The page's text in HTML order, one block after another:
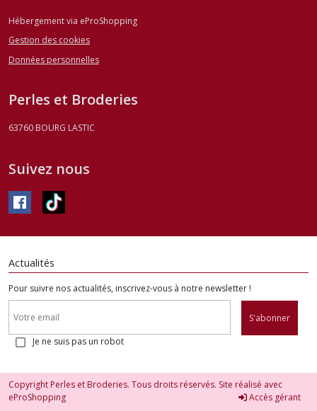
Hébergement via eProShopping
Gestion des cookies
Données personnelles
Perles et Broderies
63760 BOURG LASTIC
Suivez nous
Actualités
Pour suivre nos actualités, inscrivez-vous à notre newsletter !
S'abonner
Je ne suis pas un robot
Copyright Perles et Broderies. Tous droits réservés. Site réalisé avec
eProShopping
Accès gérant